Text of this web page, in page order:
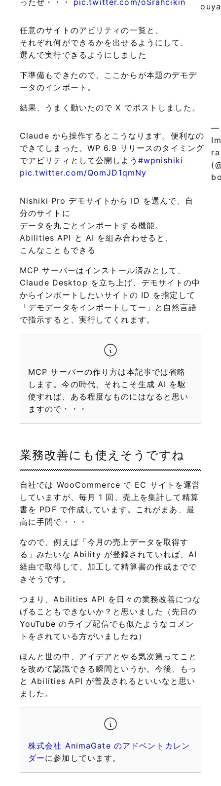
ったぜ・・・ pic.twitter.com/oSrahcikin
任意のサイトのアビリティの一覧と、
それぞれ何ができるかを出せるようにして、
選んで実行できるようにしました
下準備もできたので、ここからが本題のデモデ
ータのインポート。
結果、うまく動いたので X でポストしました。
Claude から操作するとこうなります。便利なの
できてしまった。WP 6.9 リリースのタイミング
でアビリティとして公開しよう #wpnishiki
pic.twitter.com/QomJD1qmNy
—
ra
Nishiki Pro デモサイトから ID を選んで、自
分のサイトに
データを丸ごとインポートする機能。
Abilities API と AI を組み合わせると、
こんなこともできる
MCP サーバーはインストール済みとして、
Claude Desktop を立ち上げ、デモサイトの中
からインポートしたいサイトの ID を指定して
「デモデータをインポートしてー」と自然言語
で指示すると、実行してくれます。
MCP サーバーの作り方は本記事では省略
します。今の時代、それこそ生成 AI を駆
使すれば、ある程度なものにはなると思い
ますので・・・
業務改善にも使えそうですね
自社では WooCommerce で EC サイトを運営
していますが、毎月 1 回、売上を集計して精算
書を PDF で作成しています。これがまあ、最
高に手間で・・・
なので、例えば「今月の売上データを取得す
る」みたいな Ability が登録されていれば、AI
経由で取得して、加工して精算書の作成までで
きそうです。
つまり、Abilities API を日々の業務改善につな
げることもできないか？と思いました（先日の
YouTube のライブ配信でも似たようなコメン
トをされている方がいましたね）
ほんと世の中、アイデアとやる気次第ってこと
を改めて認識できる瞬間というか。今後、もっ
と Abilities API が普及されるといいなと思い
ました。
株式会社 AnimaGate のアドベントカレン
ダーに参加しています。